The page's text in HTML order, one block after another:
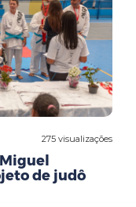
275 visualizações
de judô